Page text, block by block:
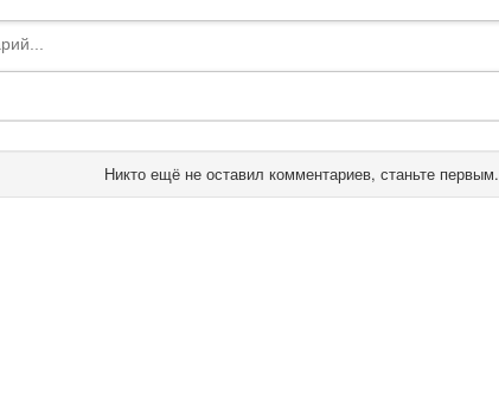
Никто ещё не оставил комментариев, станьте первым.